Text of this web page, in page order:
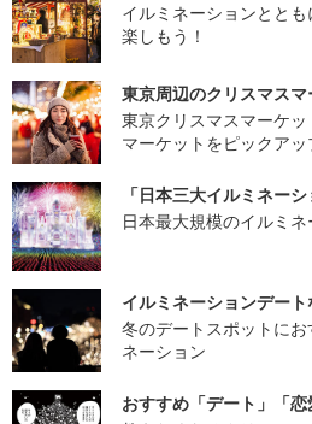
イルミネーションとと
楽しもう！
東京周辺のクリスマスマ
東京クリスマスマーケ
マーケットをピックアッ
「日本三大イルミネー
日本最大規模のイルミネ
イルミネーションデート
冬のデートスポットに
ネーション
おすすめ「デート」「恋